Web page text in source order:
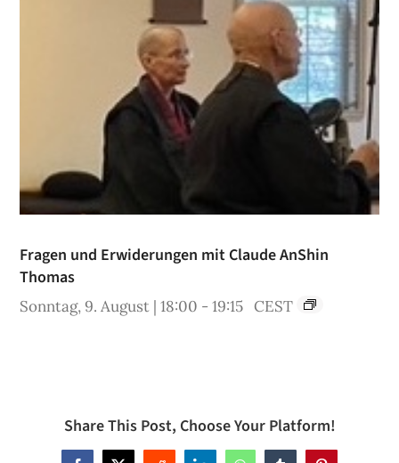
Fragen und Erwiderungen mit Claude AnShin
Thomas
Sonntag, 9. August | 18:00 -19:15 CEST
Share This Post, Choose Your Platform!